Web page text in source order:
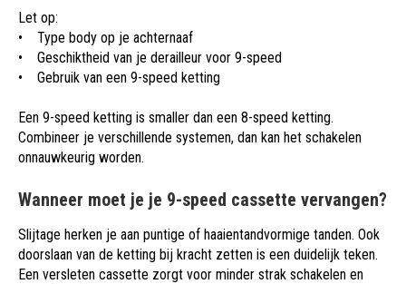
Let op:
• Type body op je achternaaf
• Geschiktheid van je derailleur voor 9-speed
• Gebruik van een 9-speed ketting
Een 9-speed ketting is smaller dan een 8-speed ketting.
Combineer je verschillende systemen, dan kan het schakelen
onnauwkeurig worden.
Wanneer moet je je 9-speed cassette vervangen?
Slijtage herken je aan puntige of haaientandvormige tanden. Ook
doorslaan van de ketting bij kracht zetten is een duidelijk teken.
Een versleten cassette zorgt voor minder strak schakelen en